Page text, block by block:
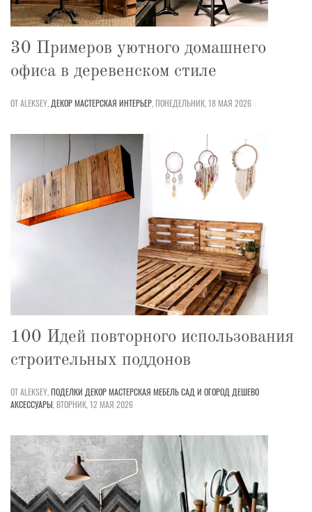
30 Примеров уютного домашнего
офиса в деревенском стиле
ОТ ALEKSEY, ДЕКОРМАСТЕРСКАЯ ИНТЕРЬЕР,ПОНЕДЕЛЬНИК, 18 МАЯ 2026
100 Идей повторного использования
строительных поддонов
ОТ ALEKSEY,ПОДЕЛКИ ДЕКОРМАСТЕРСКАЯ МЕБЕЛЬСАД И ОГОРОД ДЕШЕВО
АКСЕССУАРЫ,ВТОРНИК, 12 МАЯ 2026